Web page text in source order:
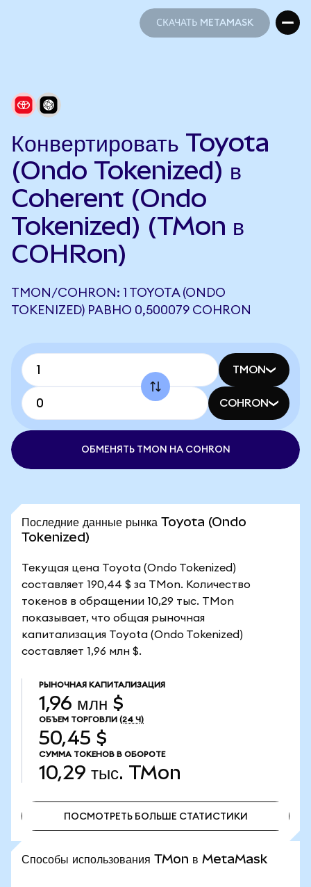
СКАЧАТЬ METAMASK
Конвертировать Toyota
(Ondo Tokenized) в
Coherent (Ondo
Tokenized) (TMon в
COHRon)
TMON/COHRON: 1 TOYOTA (ONDO
TOKENIZED) РАВНО 0,500079 COHRON
TMON
COHRON
ОБМЕНЯТЬ TMON НА COHRON
Последние данные рынка Toyota (Ondo
Tokenized)
Текущая цена Toyota (Ondo Tokenized)
составляет 190,44 $ за TMon. Количество
токенов в обращении 10,29 тыс. TMon
показывает, что общая рыночная
капитализация Toyota (Ondo Tokenized)
составляет 1,96 млн $.
РЫНОЧНАЯ КАПИТАЛИЗАЦИЯ
1,96 млн $
ОБЪЕМ ТОРГОВЛИ (24 Ч)
50,45 $
СУММА ТОКЕНОВ В ОБОРОТЕ
10,29 тыс. TMon
ПОСМОТРЕТЬ БОЛЬШЕ СТАТИСТИКИ
Способы использования TMon в MetaMask